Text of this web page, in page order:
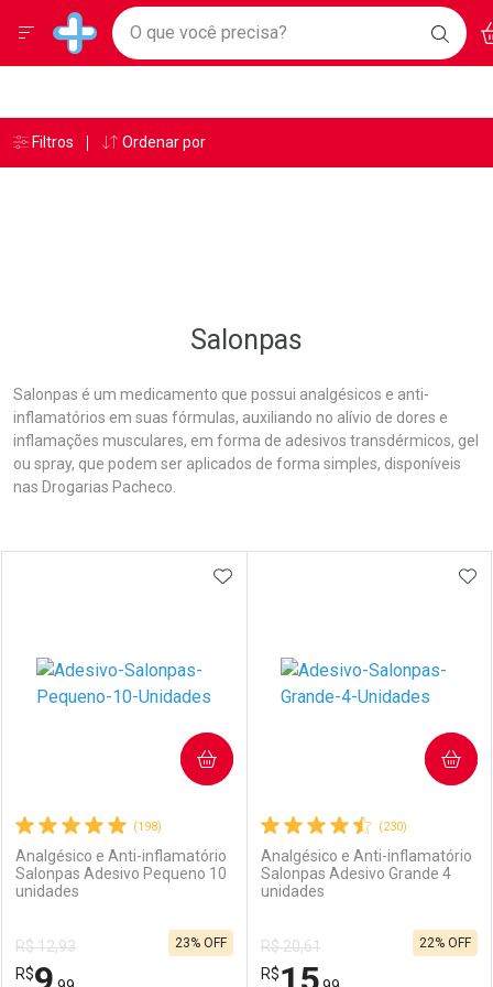
Drogarias Pacheco
Baixe nosso APP e aproveite Ofertas Exclusivas!
BAIXE
O APP
Ir direto para a home
pela página
Ir direto para o conteúdo
Ir direto para a busca
Ir direto para a ajuda
Ir direto para a notificações
Faça a sua busca
O que você precisa?
Menu
Breadcrumb
Drogarias Pacheco Salonpas
Salonpas
Salonpas é um medicamento que possui analgésicos e anti-
inflamatórios em suas fórmulas, auxiliando no alívio de dores e
inflamações musculares, em forma de adesivos transdérmicos, gel
ou spray, que podem ser aplicados de forma simples, disponíveis
nas Drogarias Pacheco.
(198)
Analgésico e Anti-inflamatório
Salonpas Adesivo Pequeno 10
unidades
R$ 12,93
R$
23% OFF
ADICIONAR AOS FAVORITOS
COMPRAR
(230)
Analgésico e Anti-inflamatório
Salonpas Adesivo Grande 4
unidades
R$ 20,61
R$
22% OFF
COMPRAR
Âncoras
Filtros Ordenar por